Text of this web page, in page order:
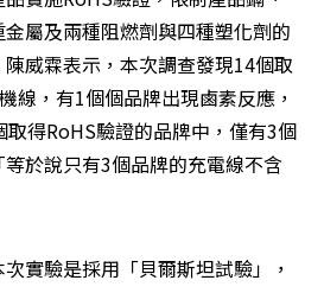
屬及兩種阻燃劑與四種塑化劑的
威霖表示，本次調查發現14個取
線，有1個個品牌出現鹵素反應，
得RoHS驗證的品牌中，僅有3個
於說只有3個品牌的充電線不含
實驗是採用「貝爾斯坦試驗」，